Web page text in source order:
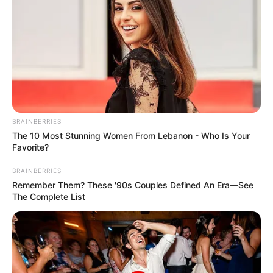
BRAINBERRIES
The 10 Most Stunning Women From Lebanon - Who Is Your
Favorite?
BRAINBERRIES
Remember Them? These '90s Couples Defined An Era—See
The Complete List